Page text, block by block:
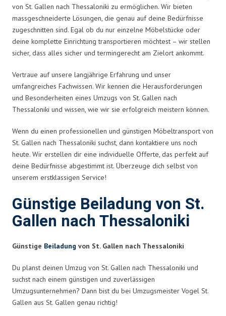
von St. Gallen nach Thessaloniki zu ermöglichen. Wir bieten
massgeschneiderte Lösungen, die genau auf deine Bedürfnisse
zugeschnitten sind. Egal ob du nur einzelne Möbelstücke oder
deine komplette Einrichtung transportieren möchtest – wir stellen
sicher, dass alles sicher und termingerecht am Zielort ankommt.
Vertraue auf unsere langjährige Erfahrung und unser
umfangreiches Fachwissen. Wir kennen die Herausforderungen
und Besonderheiten eines Umzugs von St. Gallen nach
Thessaloniki und wissen, wie wir sie erfolgreich meistern können.
Wenn du einen professionellen und günstigen Möbeltransport von
St. Gallen nach Thessaloniki suchst, dann kontaktiere uns noch
heute. Wir erstellen dir eine individuelle Offerte, das perfekt auf
deine Bedürfnisse abgestimmt ist. Überzeuge dich selbst von
unserem erstklassigen Service!
Günstige Beiladung von St.
Gallen nach Thessaloniki
Günstige Beiladung von St. Gallen nach Thessaloniki
Du planst deinen Umzug von St. Gallen nach Thessaloniki und
suchst nach einem günstigen und zuverlässigen
Umzugsunternehmen? Dann bist du bei Umzugsmeister Vogel St.
Gallen aus St. Gallen genau richtig!